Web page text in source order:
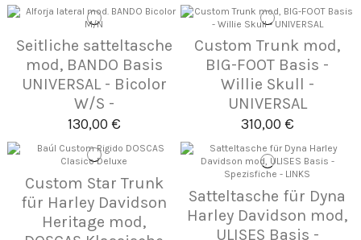
Seitliche satteltasche
mod, BANDO Basis
UNIVERSAL - Bicolor
W/S -
130,00 €
Custom Trunk mod,
BIG-FOOT Basis -
Willie Skull -
UNIVERSAL
310,00 €
Custom Star Trunk
für Harley Davidson
Heritage mod,
Satteltasche für Dyna
Harley Davidson mod,
ULISES Basis -